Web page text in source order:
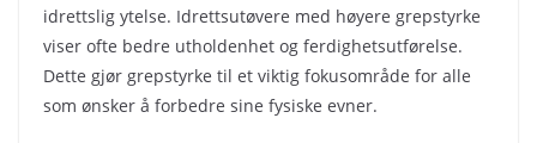
idrettslig ytelse. Idrettsutøvere med høyere grepstyrke
viser ofte bedre utholdenhet og ferdighetsutførelse.
Dette gjør grepstyrke til et viktig fokusområde for alle
som ønsker å forbedre sine fysiske evner.